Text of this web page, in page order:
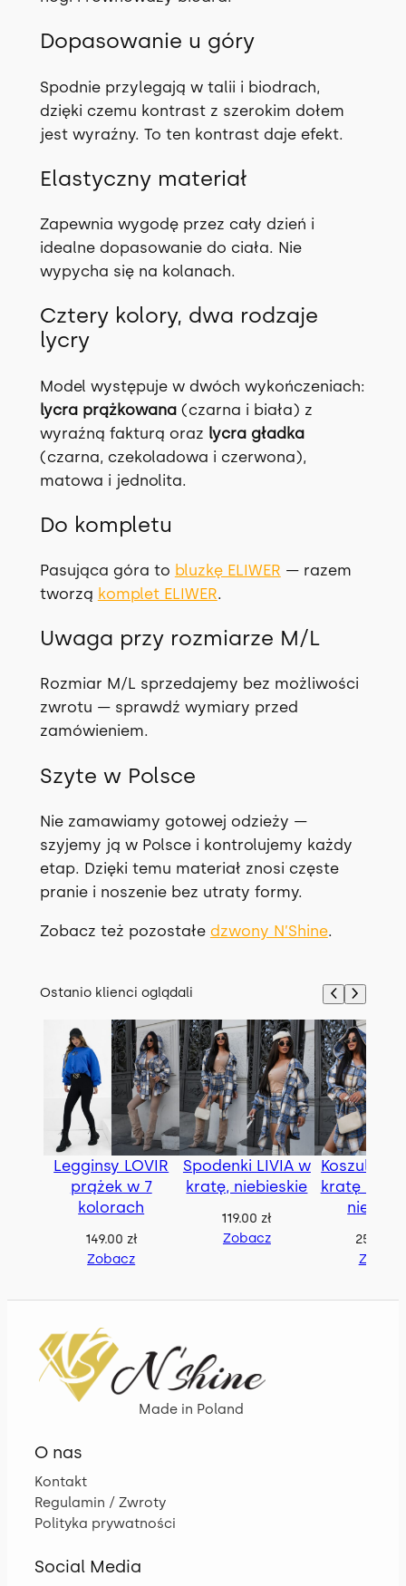
c
Dopasowanie u góry
Spodnie przylegają w talii i biodrach,
dzięki czemu kontrast z szerokim dołem
jest wyraźny. To ten kontrast daje efekt.
Elastyczny materiał
Zapewnia wygodę przez cały dzień i
idealne dopasowanie do ciała. Nie
wypycha się na kolanach.
Cztery kolory, dwa rodzaje
lycry
Model występuje w dwóch wykończeniach:
lycra prążkowana(czarna i biała) z
wyraźną fakturą oraz lycra gładka
(czarna, czekoladowa i czerwona),
matowa i jednolita.
Do kompletu
Pasująca góra to bluzkę ELIWER — razem
tworzą komplet ELIWER.
Uwaga przy rozmiarze M/L
Rozmiar M/L sprzedajemy bez możliwości
zwrotu — sprawdź wymiary przed
zamówieniem.
Szyte w Polsce
Nie zamawiamy gotowej odzieży —
szyjemy ją w Polsce i kontrolujemy każdy
etap. Dzięki temu materiał znosi częste
pranie i noszenie bez utraty formy.
Zobacz też pozostałe dzwony N’Shine.
Ostanio klienci oglądali
Legginsy LOVIR
prążek w 7
kolorach
149.00 zł
Zobacz
Spodenki LIVIA w
kratę, niebieskie
119.00zł
Zobacz
Koszula
kratę z
259.00
Zobacz
Made in Poland
O nas
Kontakt
Regulamin / Zwroty
Polityka prywatności
Social Media